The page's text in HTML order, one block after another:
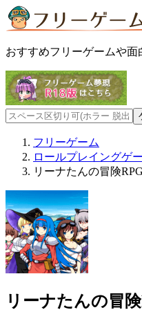
おすすめフリーゲームや
フリーゲーム
ロールプレイングゲ
リーナたんの冒険RPG
リーナたんの冒